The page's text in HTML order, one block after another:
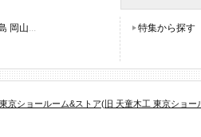
岡山...
特集から探す
京ショールーム&ストア(旧 天童木工 東京ショー